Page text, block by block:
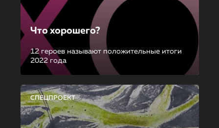
Что хорошего?
12 героев называют положительные итоги
2022 года
СПЕЦПРОЕКТ